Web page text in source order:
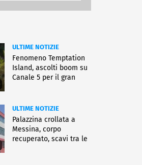
ULTIME NOTIZIE
Fenomeno Temptation
Island, ascolti boom su
Canale 5 per il gran
ULTIME NOTIZIE
Palazzina crollata a
Messina, corpo
recuperato, scavi tra le